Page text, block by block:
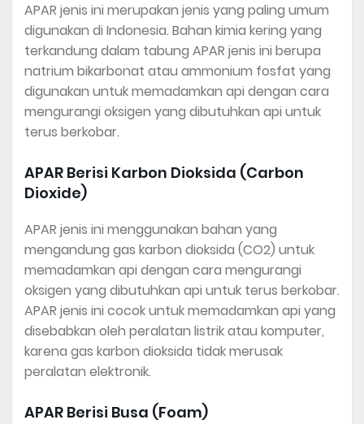
APAR jenis ini merupakan jenis yang paling umum
digunakan di Indonesia. Bahan kimia kering yang
terkandung dalam tabung APAR jenis ini berupa
natrium bikarbonat atau ammonium fosfat yang
digunakan untuk memadamkan api dengan cara
mengurangi oksigen yang dibutuhkan api untuk
terus berkobar.
APAR Berisi Karbon Dioksida (Carbon
Dioxide)
APAR jenis ini menggunakan bahan yang
mengandung gas karbon dioksida (CO2) untuk
memadamkan api dengan cara mengurangi
oksigen yang dibutuhkan api untuk terus berkobar.
APAR jenis ini cocok untuk memadamkan api yang
disebabkan oleh peralatan listrik atau komputer,
karena gas karbon dioksida tidak merusak
peralatan elektronik.
APAR Berisi Busa (Foam)